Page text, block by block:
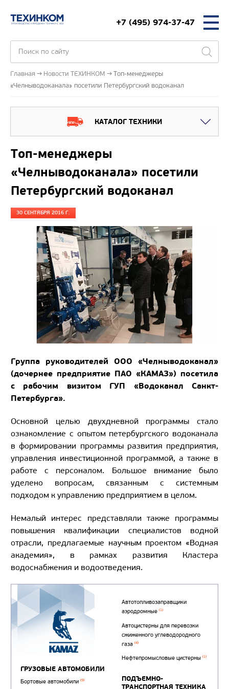
+7 (495) 974-37-47
Главная Новости ТЕХИНКОМ
Топ-менеджеры
«Челныводоканала» посетили Петербургский водоканал
КАТАЛОГ ТЕХНИКИ
Топ-менеджеры
«Челныводоканала» посетили
Петербургский водоканал
30 СЕНТЯБРЯ 2016 Г.
Группа руководителей ООО «Челныводоканал»
(дочернее предприятие ПАО «КАМАЗ») посетила
с рабочим визитом ГУП «Водоканал Санкт-
Петербурга».
Основной целью двухдневной программы стало
ознакомление с опытом петербургского водоканала
в формировании программы развития предприятия,
управления инвестиционной программой, а также в
работе с персоналом. Большое внимание было
уделено вопросам, связанным с системным
подходом к управлению предприятием в целом.
Немалый интерес представляли также программы
повышения квалификации специалистов водной
отрасли, предлагаемые научным проектом «Водная
академия», в рамках развития Кластера
водоснабжения и водоотведения.